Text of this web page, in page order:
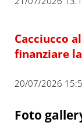
Cacciucco
finanziare
20/07/2026
Foto